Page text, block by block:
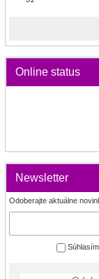
Online status
Newsletter
Odoberajte aktuálne